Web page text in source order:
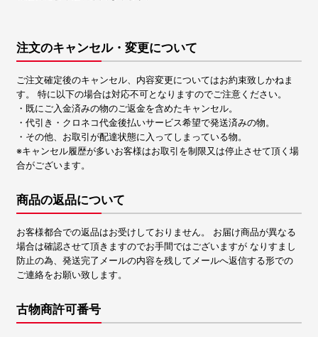
注文のキャンセル・変更について
ご注文確定後のキャンセル、内容変更についてはお約束致しかねま
す。 特に以下の場合は対応不可となりますのでご注意ください。
・既にご入金済みの物のご返金を含めたキャンセル。
・代引き・クロネコ代金後払いサービス希望で発送済みの物。
・その他、お取引が配達状態に入ってしまっている物。
※キャンセル履歴が多いお客様はお取引を制限又は停止させて頂く場
合がございます。
商品の返品について
お客様都合での返品はお受けしておりません。 お届け商品が異なる
場合は確認させて頂きますのでお手間ではございますが なりすまし
防止の為、発送完了メールの内容を残してメールへ返信する形での
ご連絡をお願い致します。
古物商許可番号